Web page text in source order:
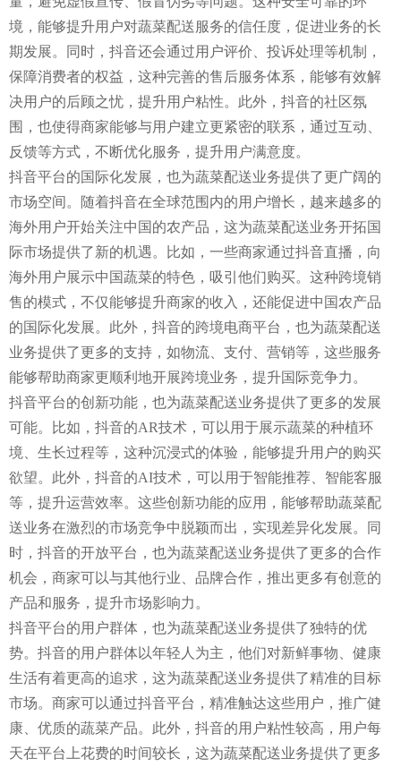
境，能够提升用户对蔬菜配送服务的信任度，促进业务的长
期发展。同时，抖音还会通过用户评价、投诉处理等机制，
保障消费者的权益，这种完善的售后服务体系，能够有效解
决用户的后顾之忧，提升用户粘性。此外，抖音的社区氛
围，也使得商家能够与用户建立更紧密的联系，通过互动、
反馈等方式，不断优化服务，提升用户满意度。
抖音平台的国际化发展，也为蔬菜配送业务提供了更广阔的
市场空间。随着抖音在全球范围内的用户增长，越来越多的
海外用户开始关注中国的农产品，这为蔬菜配送业务开拓国
际市场提供了新的机遇。比如，一些商家通过抖音直播，向
海外用户展示中国蔬菜的特色，吸引他们购买。这种跨境销
售的模式，不仅能够提升商家的收入，还能促进中国农产品
的国际化发展。此外，抖音的跨境电商平台，也为蔬菜配送
业务提供了更多的支持，如物流、支付、营销等，这些服务
能够帮助商家更顺利地开展跨境业务，提升国际竞争力。
抖音平台的创新功能，也为蔬菜配送业务提供了更多的发展
可能。比如，抖音的AR技术，可以用于展示蔬菜的种植环
境、生长过程等，这种沉浸式的体验，能够提升用户的购买
欲望。此外，抖音的AI技术，可以用于智能推荐、智能客服
等，提升运营效率。这些创新功能的应用，能够帮助蔬菜配
送业务在激烈的市场竞争中脱颖而出，实现差异化发展。同
时，抖音的开放平台，也为蔬菜配送业务提供了更多的合作
机会，商家可以与其他行业、品牌合作，推出更多有创意的
产品和服务，提升市场影响力。
抖音平台的用户群体，也为蔬菜配送业务提供了独特的优
势。抖音的用户群体以年轻人为主，他们对新鲜事物、健康
生活有着更高的追求，这为蔬菜配送业务提供了精准的目标
市场。商家可以通过抖音平台，精准触达这些用户，推广健
康、优质的蔬菜产品。此外，抖音的用户粘性较高，用户每
天在平台上花费的时间较长，这为蔬菜配送业务提供了更多